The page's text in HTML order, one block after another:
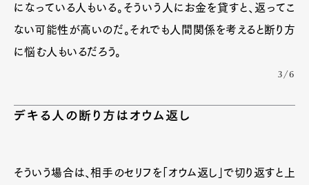
になっている人もいる。そういう人にお金を貸すと、返ってこ
ない可能性が高いのだ。それでも人間関係を考えると断り方
に悩む人もいるだろう。
3/6
デキる人の断り方はオウム返し
そういう場合は、相手のセリフを「オウム返し」で切り返すと上